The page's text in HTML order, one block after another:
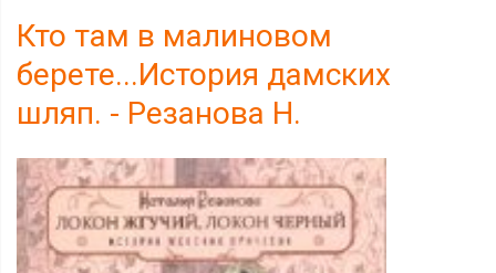
Кто там в малиновом
берете...История дамских
шляп. - Резанова Н.